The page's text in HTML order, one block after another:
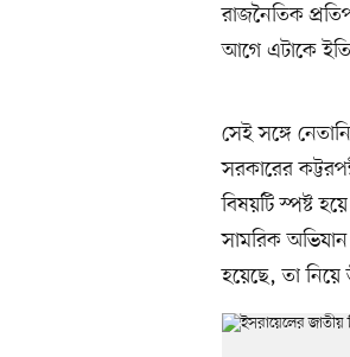
রাজনৈতিক
আগে এটাকে
সেই সঙ্গে
সরকারের
বিষয়টি স্পষ্ট
সামরিক অভিযান
হয়েছে, তা নিয়ে